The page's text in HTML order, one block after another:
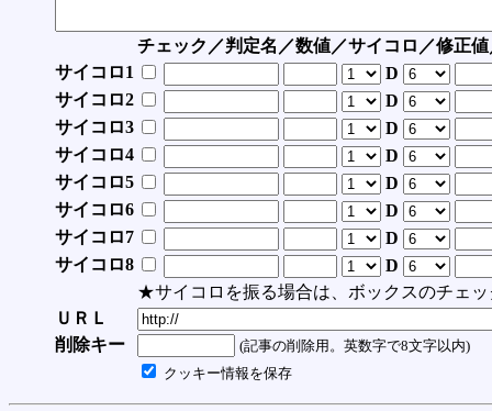
チェック／判定名／数値／サイコロ／修正
サイコロ1
D
サイコロ2
D
サイコロ3
D
サイコロ4
D
サイコロ5
D
サイコロ6
D
サイコロ7
D
サイコロ8
D
★サイコロを振る場合は、ボックスのチェッ
ＵＲＬ
削除キー
(記事の削除用。英数字で8文字以内)
クッキー情報を保存